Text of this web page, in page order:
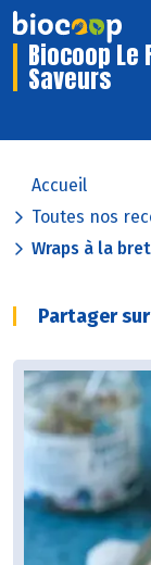
Biocoop Le
Saveurs
Accueil
Toutes nos
Wraps à la
Partager sur